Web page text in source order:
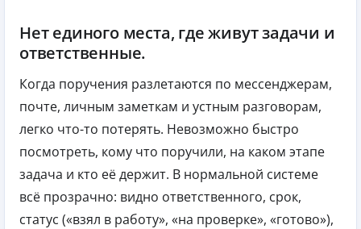
Нет единого места, где живут задачи и
ответственные.
Когда поручения разлетаются по мессенджерам,
почте, личным заметкам и устным разговорам,
легко что-то потерять. Невозможно быстро
посмотреть, кому что поручили, на каком этапе
задача и кто её держит. В нормальной системе
всё прозрачно: видно ответственного, срок,
статус («взял в работу», «на проверке», «готово»),